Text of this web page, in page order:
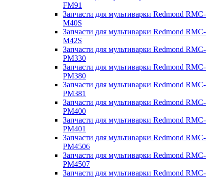
FM91
Запчасти для мультиварки Redmond RMC-
M40S
Запчасти для мультиварки Redmond RMC-
M42S
Запчасти для мультиварки Redmond RMC-
PM330
Запчасти для мультиварки Redmond RMC-
PM380
Запчасти для мультиварки Redmond RMC-
PM381
Запчасти для мультиварки Redmond RMC-
PM400
Запчасти для мультиварки Redmond RMC-
PM401
Запчасти для мультиварки Redmond RMC-
PM4506
Запчасти для мультиварки Redmond RMC-
PM4507
Запчасти для мультиварки Redmond RMC-